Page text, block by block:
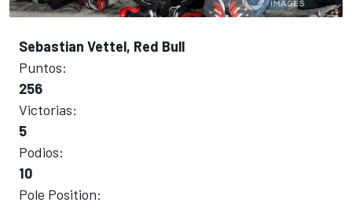
Sebastian Vettel, Red Bull
Puntos:
256
Victorias:
5
Podios:
10
Pole Position: